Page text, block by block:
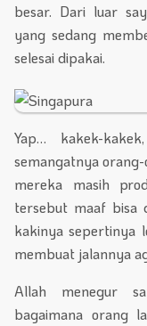
besar. Dari luar
yang sedang
selesai dipakai.
Yap… kakek-
semangatnya
mereka masih
tersebut maaf bisa
kakinya sepertinya
membuat jalannya
Allah menegur
bagaimana orang